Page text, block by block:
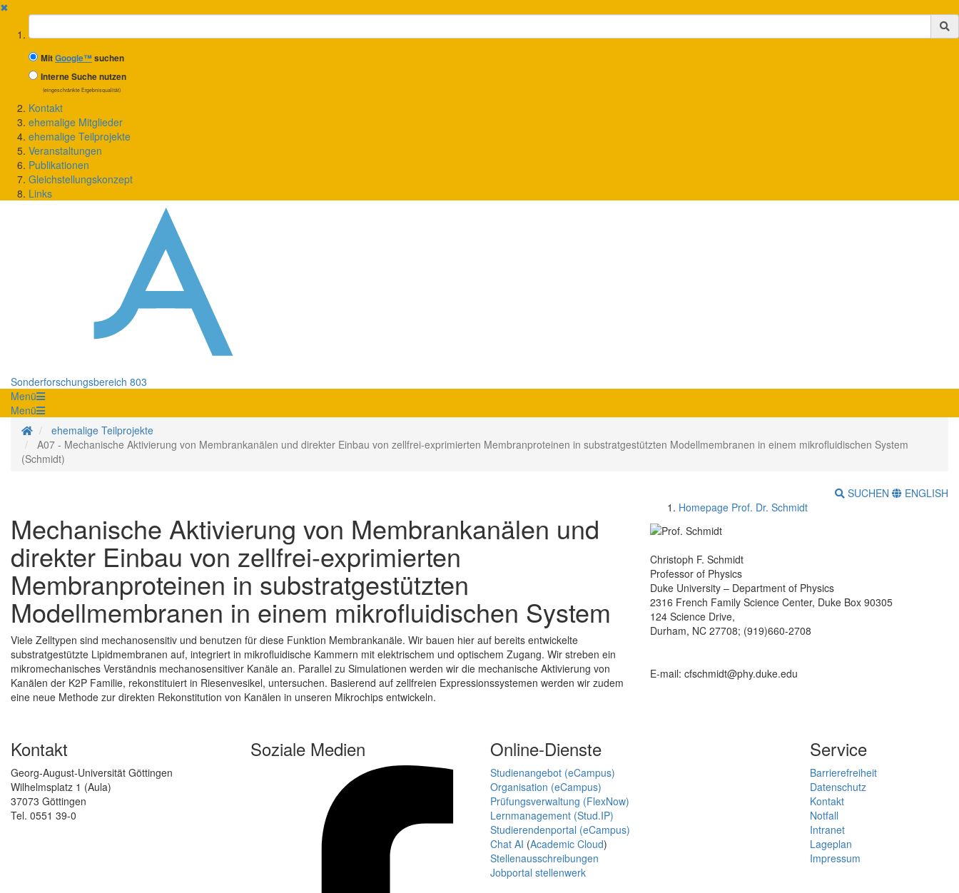
✖
Suchbegriff
MitGoogle™suchen
Interne Suche nutzen
(eingeschränkte Ergebnisqualität)
Kontakt
ehemalige Mitglieder
ehemalige Teilprojekte
Veranstaltungen
Publikationen
Gleichstellungskonzept
Links
Sonderforschungsbereich 803
Menü
Menü
Startseite
ehemalige Teilprojekte
A07 - Mechanische Aktivierung von Membrankanälen und direkter Einbau von zellfrei-exprimierten Membranproteinen in substratgestützten Modellmembranen in einem mikrofluidischen System
(Schmidt)
SUCHEN ENGLISH
Mechanische Aktivierung von Membrankanälen und
direkter Einbau von zellfrei-exprimierten
Membranproteinen in substratgestützten
Modellmembranen in einem mikrofluidischen System
Viele Zelltypen sind mechanosensitiv und benutzen für diese Funktion Membrankanäle. Wir bauen hier auf bereits entwickelte
substratgestützte Lipidmembranen auf, integriert in mikrofluidische Kammern mit elektrischem und optischem Zugang. Wir streben ein
mikromechanisches Verständnis mechanosensitiver Kanäle an. Parallel zu Simulationen werden wir die mechanische Aktivierung von
Kanälen der K2P Familie, rekonstituiert in Riesenvesikel, untersuchen. Basierend auf zellfreien Expressionssystemen werden wir zudem
eine neue Methode zur direkten Rekonstitution von Kanälen in unseren Mikrochips entwickeln.
Homepage Prof. Dr. Schmidt
Christoph F. Schmidt
Professor of Physics
Duke University – Department of Physics
2316 French Family Science Center, Duke Box 90305
124 Science Drive,
Durham, NC 27708; (919)660-2708
E-mail: cfschmidt@phy.duke.edu
Kontakt
Georg-August-Universität Göttingen
Wilhelmsplatz 1 (Aula)
37073 Göttingen
Tel. 0551 39-0
Soziale Medien Online-Dienste
Studienangebot (eCampus)
Organisation (eCampus)
Prüfungsverwaltung (FlexNow)
Lernmanagement (Stud.IP)
Studierendenportal (eCampus)
Chat AI (Academic Cloud)
Stellenausschreibungen
Jobportal stellenwerk
Service
Barrierefreiheit
Datenschutz
Kontakt
Notfall
Intranet
Lageplan
Impressum